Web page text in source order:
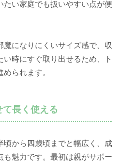
たい家庭でも扱いやすい点が便
魔になりにくいサイズ感で、収
時にすぐ取り出せるため、ト
られます。
長く使える
頃から四歳頃までと幅広く、成
も魅力です。最初は親がサポー